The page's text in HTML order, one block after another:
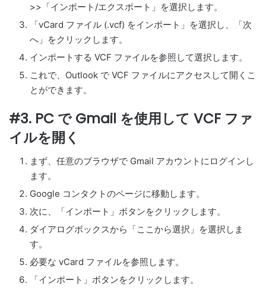
>>「インポート/エクスポート」を選択します。
「vCard ファイル (.vcf) をインポート」を選択し、「次
へ」をクリックします。
インポートする VCF ファイルを参照して選択します。
これで、Outlook で VCF ファイルにアクセスして開くこ
とができます。
#3. PC で Gmail を使用して VCF ファ
イルを開く
まず、任意のブラウザで Gmail アカウントにログインし
ます。
Google コンタクトのページに移動します。
次に、「インポート」ボタンをクリックします。
ダイアログボックスから「ここから選択」を選択しま
す。
必要な vCard ファイルを参照します。
「インポート」ボタンをクリックします。